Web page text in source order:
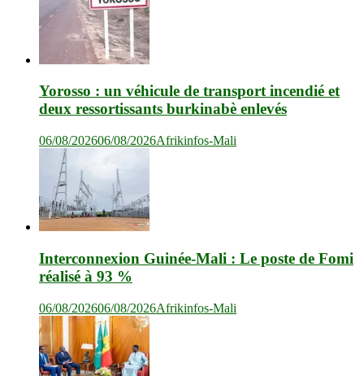
Yorosso : un véhicule de transport incendié et
deux ressortissants burkinabè enlevés
06/08/202606/08/2026Afrikinfos-Mali
Interconnexion Guinée-Mali : Le poste de Fomi
réalisé à 93 %
06/08/202606/08/2026Afrikinfos-Mali